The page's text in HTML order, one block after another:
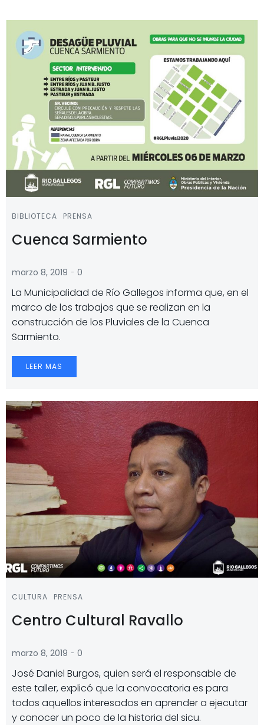
BIBLIOTECA PRENSA
Cuenca Sarmiento
marzo 8, 2019 - 0
La Municipalidad de Río Gallegos informa que, en el
marco de los trabajos que se realizan en la
construcción de los Pluviales de la Cuenca
Sarmiento.
LEER MAS
CULTURA PRENSA
Centro Cultural Ravallo
marzo 8, 2019 - 0
José Daniel Burgos, quien será el responsable de
este taller, explicó que la convocatoria es para
todos aquellos interesados en aprender a ejecutar
y conocer un poco de la historia del sicu.